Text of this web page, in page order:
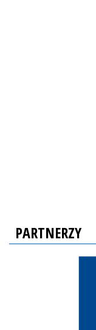
PARTNERZY